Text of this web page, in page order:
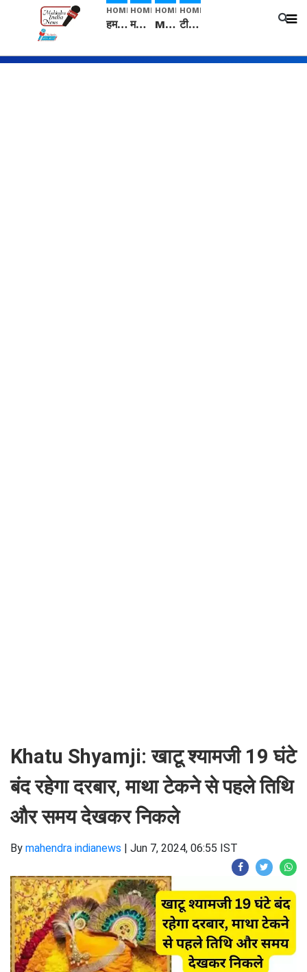
HOME
हम सनातनी..." सांसद kangana Ranaut से क्या बोली लड़की? Viral Jantar-Mantar | CJP protest
HOME
मनीषा हत्याकांड: हत्या, आत्महत्या या कोई बड़ा राज? | Full Story | Josh Haryana
HOME
Mangalsutra: हिंदू धर्म में शादी के बाद मंगलसूत्र क्यों पहनती है महिलाएं, किसने शुरु की ये परंपरा
HOME
टीम बीकेई ने एग्रीकल्चर ग्रेड की यूरिया खाद गट्टों में बदलकर टेक्निकल ग्रेड में बेचने वालों पर करवाई कार्रवाई: लखविंदर सिंह औलख
Khatu Shyamji: खाटू श्यामजी 19 घंटे
बंद रहेगा दरबार, माथा टेकने से पहले तिथि
और समय देखकर निकले
By mahendra indianews | Jun 7, 2024, 06:55 IST